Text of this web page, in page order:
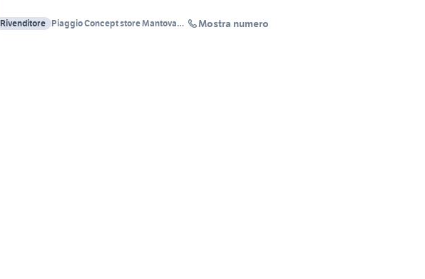
Rivenditore Piaggio Concept store Mantova
Mostra numero